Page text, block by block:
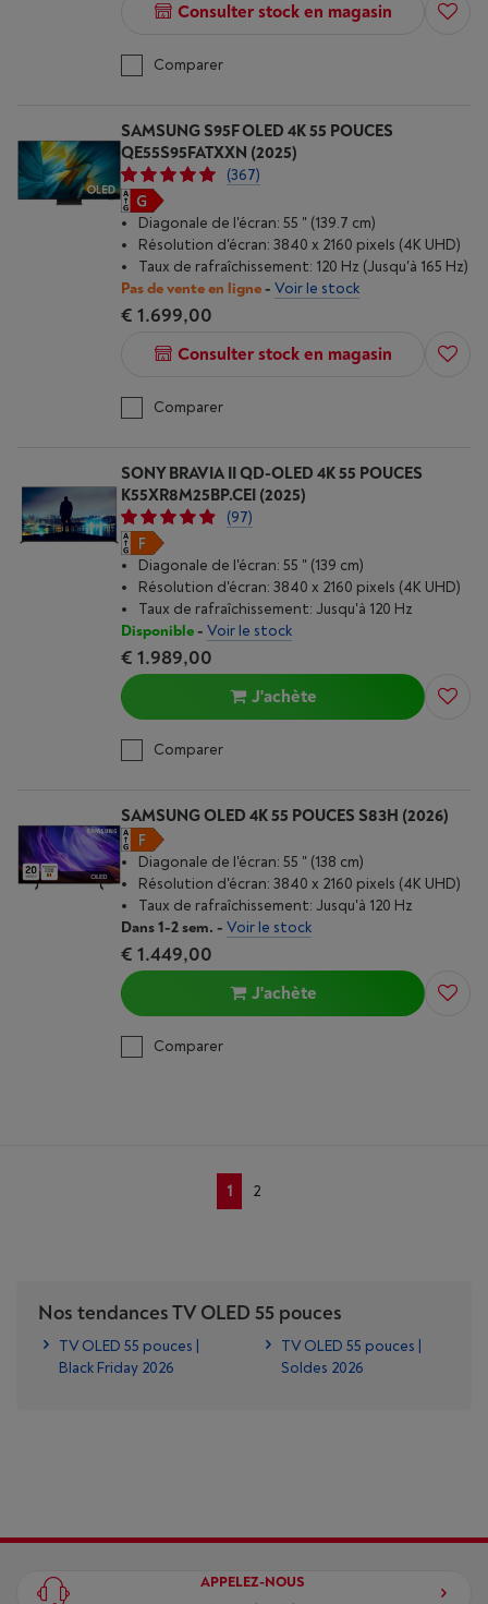
Consulter stock en magasin
Comparer
SAMSUNG S95F OLED 4K 55 POUCES
QE55S95FATXXN (2025)
(367)
Diagonale de l'écran: 55 " (139.7 cm)
Résolution d'écran: 3840 x 2160 pixels (4K UHD)
Taux de rafraîchissement: 120 Hz (Jusqu'à 165 Hz)
Pas de vente en ligne- Voir le stock
€ 1.699,00
Consulter stock en magasin
Comparer
SONY BRAVIA II QD-OLED 4K 55 POUCES
K55XR8M25BP.CEI (2025)
(97)
Diagonale de l'écran: 55 " (139 cm)
Résolution d'écran: 3840 x 2160 pixels (4K UHD)
Taux de rafraîchissement: Jusqu'à 120 Hz
Disponible- Voir le stock
€ 1.989,00
J'achète
Comparer
SAMSUNG OLED 4K 55 POUCES S83H (2026)
Diagonale de l'écran: 55 " (138 cm)
Résolution d'écran: 3840 x 2160 pixels (4K UHD)
Taux de rafraîchissement: Jusqu'à 120 Hz
Dans 1-2 sem. - Voir le stock
€ 1.449,00
J'achète
Comparer
1 2
Nos tendances TV OLED 55 pouces
TV OLED 55 pouces |
Black Friday 2026
TV OLED 55 pouces |
Soldes 2026
APPELEZ-NOUS